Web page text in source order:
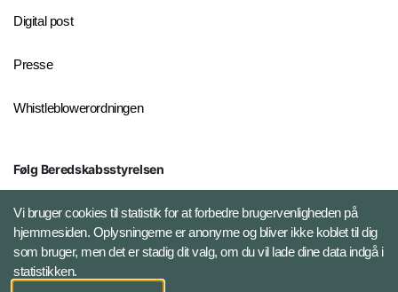
Digital post
Presse
Whistleblowerordningen
Følg Beredskabsstyrelsen
X BRSdk
LinkedIn BRS-profil
Vi bruger cookies til statistik for at forbedre brugervenligheden på
hjemmesiden. Oplysningerne er anonyme og bliver ikke koblet til dig
som bruger, men det er stadig dit valg, om du vil lade dine data indgå i
statistikken.